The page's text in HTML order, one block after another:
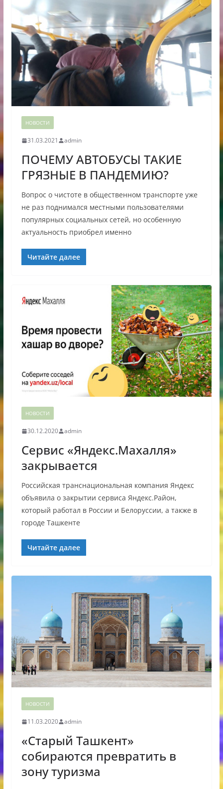
НОВОСТИ
31.03.2021 admin
ПОЧЕМУ АВТОБУСЫ ТАКИЕ
ГРЯЗНЫЕ В ПАНДЕМИЮ?
Вопрос о чистоте в общественном транспорте уже
не раз поднимался местными пользователями
популярных социальных сетей, но особенную
актуальность приобрел именно
Читайте далее
НОВОСТИ
30.12.2020 admin
Сервис «Яндекс.Махалля»
закрывается
Российская транснациональная компания Яндекс
объявила о закрытии сервиса Яндекс.Район,
который работал в России и Белоруссии, а также в
городе Ташкенте
Читайте далее
НОВОСТИ
11.03.2020 admin
«Старый Ташкент»
собираются превратить в
зону туризма